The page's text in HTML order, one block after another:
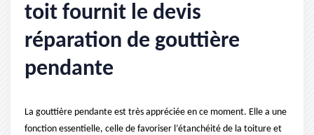
toit fournit le devis
réparation de gouttière
pendante
La gouttière pendante est très appréciée en ce moment. Elle a une
fonction essentielle, celle de favoriser l’étanchéité de la toiture et